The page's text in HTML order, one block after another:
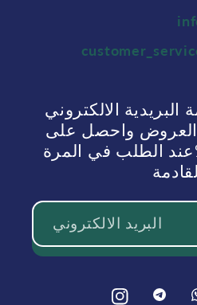
الالكتروني
واحصل على
حسم 10%عند الطلب في المرة
البريد الالكتروني